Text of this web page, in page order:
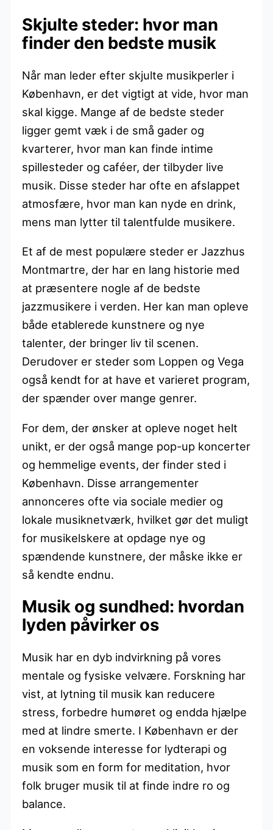
Skjulte steder: hvor man
finder den bedste musik
Når man leder efter skjulte musikperler i
København, er det vigtigt at vide, hvor man
skal kigge. Mange af de bedste steder
ligger gemt væk i de små gader og
kvarterer, hvor man kan finde intime
spillesteder og caféer, der tilbyder live
musik. Disse steder har ofte en afslappet
atmosfære, hvor man kan nyde en drink,
mens man lytter til talentfulde musikere.
Et af de mest populære steder er Jazzhus
Montmartre, der har en lang historie med
at præsentere nogle af de bedste
jazzmusikere i verden. Her kan man opleve
både etablerede kunstnere og nye
talenter, der bringer liv til scenen.
Derudover er steder som Loppen og Vega
også kendt for at have et varieret program,
der spænder over mange genrer.
For dem, der ønsker at opleve noget helt
unikt, er der også mange pop-up koncerter
og hemmelige events, der finder sted i
København. Disse arrangementer
annonceres ofte via sociale medier og
lokale musiknetværk, hvilket gør det muligt
for musikelskere at opdage nye og
spændende kunstnere, der måske ikke er
så kendte endnu.
Musik og sundhed: hvordan
lyden påvirker os
Musik har en dyb indvirkning på vores
mentale og fysiske velvære. Forskning har
vist, at lytning til musik kan reducere
stress, forbedre humøret og endda hjælpe
med at lindre smerte. I København er der
en voksende interesse for lydterapi og
musik som en form for meditation, hvor
folk bruger musik til at finde indre ro og
balance.